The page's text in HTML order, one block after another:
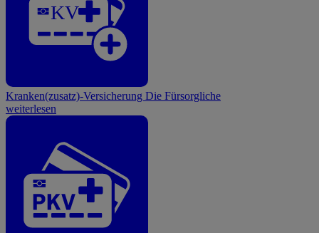
KV
Kranken(zusatz)-Versicherung Die Fürsorgliche
weiterlesen